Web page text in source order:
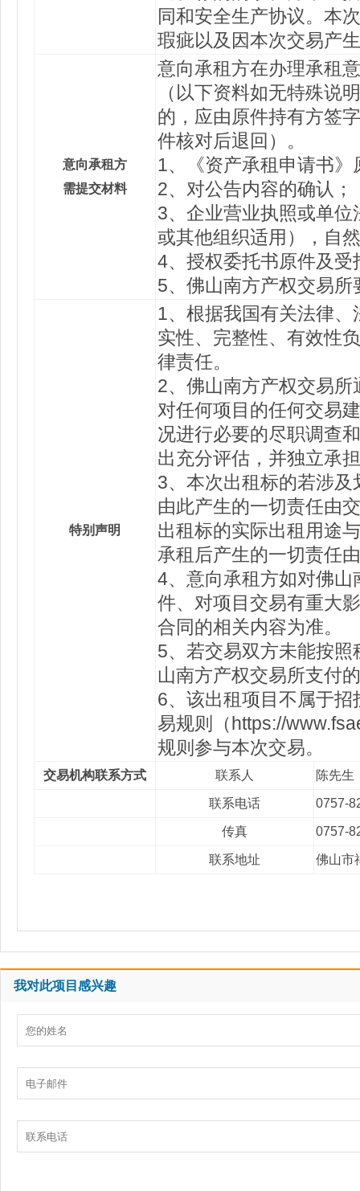
同和安全生产协议。本
瑕疵以及因本次交易产
意向承租方
需提交材料
意向承租方在办理承租
（以下资料如无特殊说
的，应由原件持有方签
件核对后退回）。
1、《资产承租申请书》
2、对公告内容的确认；
3、企业营业执照或单
或其他组织适用），自
4、授权委托书原件及
5、佛山南方产权交易
特别声明
1、根据我国有关法律
实性、完整性、有效性
律责任。
2、佛山南方产权交易
对任何项目的任何交易
况进行必要的尽职调查
出充分评估，并独立承
3、本次出租标的若涉
由此产生的一切责任由
出租标的实际出租用途
承租后产生的一切责任
4、意向承租方如对佛
件、对项目交易有重大
合同的相关内容为准。
5、若交易双方未能按
山南方产权交易所支付
6、该出租项目不属于
易规则（https://
规则参与本次交易。
交易机构联系方式 联系人 陈先生
联系电话 0757-
传真 0757-
联系地址 佛山市
我对此项目感兴趣